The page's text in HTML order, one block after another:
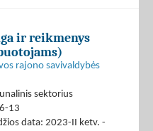
ir reikmenys
rajono savivaldybės
sektorius
13
data: 2023-II ketv. -